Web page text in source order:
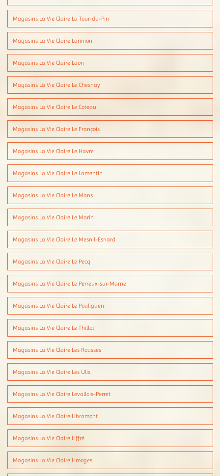
Magasins La Vie Claire La Tour-du-Pin
Magasins La Vie Claire Lannion
Magasins La Vie Claire Laon
Magasins La Vie Claire Le Chesnay
Magasins La Vie Claire Le Coteau
Magasins La Vie Claire Le François
Magasins La Vie Claire Le Havre
Magasins La Vie Claire Le Lamentin
Magasins La Vie Claire Le Mans
Magasins La Vie Claire Le Marin
Magasins La Vie Claire Le Mesnil-Esnard
Magasins La Vie Claire Le Pecq
Magasins La Vie Claire Le Perreux-sur-Marne
Magasins La Vie Claire Le Pouliguen
Magasins La Vie Claire Le Thillot
Magasins La Vie Claire Les Rousses
Magasins La Vie Claire Les Ulis
Magasins La Vie Claire Levallois-Perret
Magasins La Vie Claire Libramont
Magasins La Vie Claire Liffré
Magasins La Vie Claire Limoges